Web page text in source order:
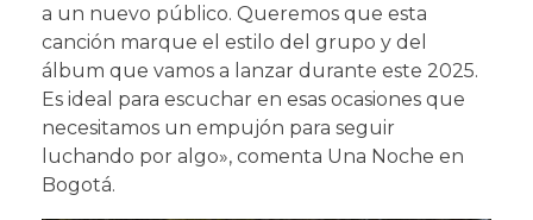
a un nuevo público. Queremos que esta
canción marque el estilo del grupo y del
álbum que vamos a lanzar durante este 2025.
Es ideal para escuchar en esas ocasiones que
necesitamos un empujón para seguir
luchando por algo», comenta Una Noche en
Bogotá.